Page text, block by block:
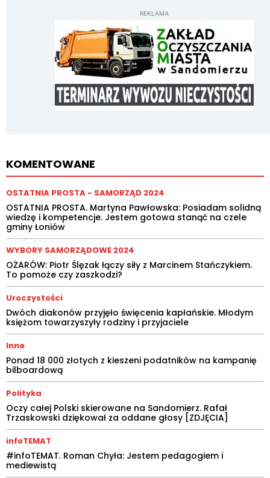
REKLAMA
KOMENTOWANE
OSTATNIA PROSTA - SAMORZĄD 2024
OSTATNIA PROSTA. Martyna Pawłowska: Posiadam solidną
wiedzę i kompetencje. Jestem gotowa stanąć na czele
gminy Łoniów
WYBORY SAMORZĄDOWE 2024
OŻARÓW: Piotr Ślęzak łączy siły z Marcinem Stańczykiem.
To pomoże czy zaszkodzi?
Uroczystości
Dwóch diakonów przyjęło święcenia kapłańskie. Młodym
księżom towarzyszyły rodziny i przyjaciele
Inne
Ponad 18 000 złotych z kieszeni podatników na kampanię
bilboardową
Polityka
Oczy całej Polski skierowane na Sandomierz. Rafał
Trzaskowski dziękował za oddane głosy [ZDJĘCIA]
infoTEMAT
#infoTEMAT. Roman Chyła: Jestem pedagogiem i
mediewistą